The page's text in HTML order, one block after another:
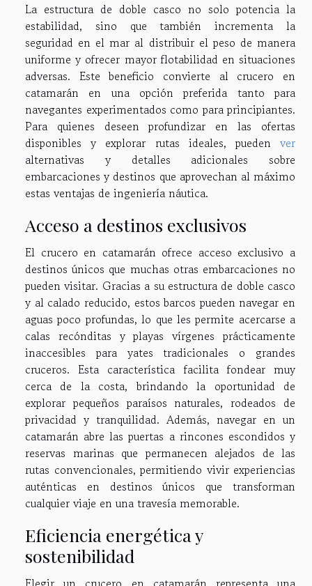
La estructura de doble casco no solo potencia la
estabilidad, sino que también incrementa la
seguridad en el mar al distribuir el peso de manera
uniforme y ofrecer mayor flotabilidad en situaciones
adversas. Este beneficio convierte al crucero en
catamarán en una opción preferida tanto para
navegantes experimentados como para principiantes.
Para quienes deseen profundizar en las ofertas
disponibles y explorar rutas ideales, pueden ver
alternativas y detalles adicionales sobre
embarcaciones y destinos que aprovechan al máximo
estas ventajas de ingeniería náutica.
Acceso a destinos exclusivos
El crucero en catamarán ofrece acceso exclusivo a
destinos únicos que muchas otras embarcaciones no
pueden visitar. Gracias a su estructura de doble casco
y al calado reducido, estos barcos pueden navegar en
aguas poco profundas, lo que les permite acercarse a
calas recónditas y playas vírgenes prácticamente
inaccesibles para yates tradicionales o grandes
cruceros. Esta característica facilita fondear muy
cerca de la costa, brindando la oportunidad de
explorar pequeños paraísos naturales, rodeados de
privacidad y tranquilidad. Además, navegar en un
catamarán abre las puertas a rincones escondidos y
reservas marinas que permanecen alejados de las
rutas convencionales, permitiendo vivir experiencias
auténticas en destinos únicos que transforman
cualquier viaje en una travesía memorable.
Eficiencia energética y
sostenibilidad